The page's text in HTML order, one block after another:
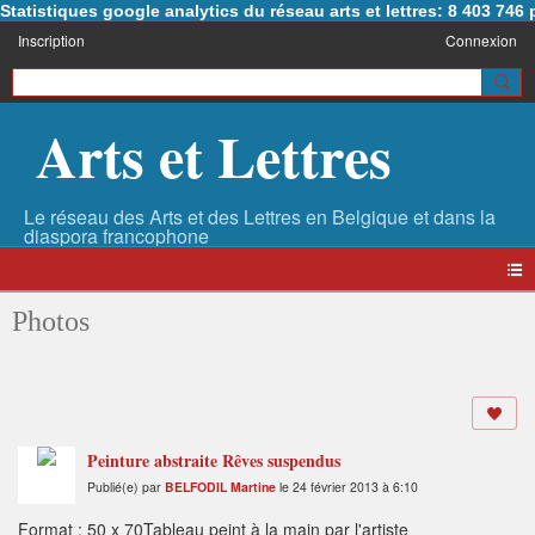
Statistiques google analytics du réseau arts et lettres: 8 403 746
Inscription Connexion
Arts et Lettres
Photos
Peinture abstraite Rêves suspendus
Publié(e) par BELFODIL Martine le 24 février 2013 à 6:10
Format : 50 x 70Tableau peint à la main par l'artiste